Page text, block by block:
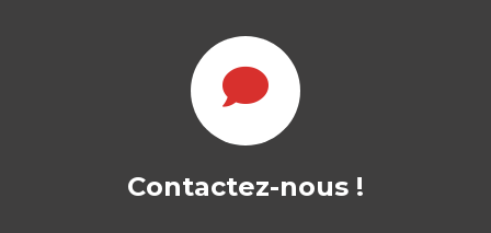
REPORTING,
INNOVATIONS ET
GÉRALD NARO|
Contactez-nous !